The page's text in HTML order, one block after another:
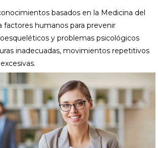
basados en la Medicina del
factores humanos para prevenir
y problemas psicológicos
inadecuadas, movimientos repetitivos